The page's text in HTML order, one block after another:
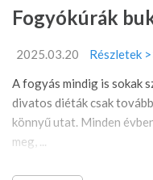
Fogyókúrák
2025.03.20
Részletek
A fogyás mindig is sokak
divatos diéták csak
könnyű utat. Minden
meg, ...